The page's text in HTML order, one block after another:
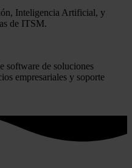
Inteligencia Artificial, y
de ITSM.
software de soluciones
empresariales y soporte